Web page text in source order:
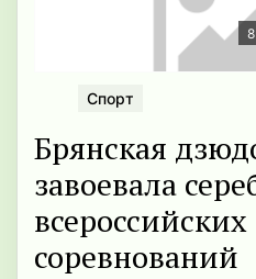
Спорт
Брянская
завоевала
всероссийских
соревнований